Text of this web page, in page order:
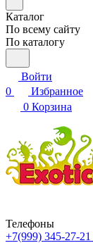
Каталог
По всему сайту
По каталогу
Войти
0
Избранное
0 Корзина
Телефоны
+7(999) 345-27-21